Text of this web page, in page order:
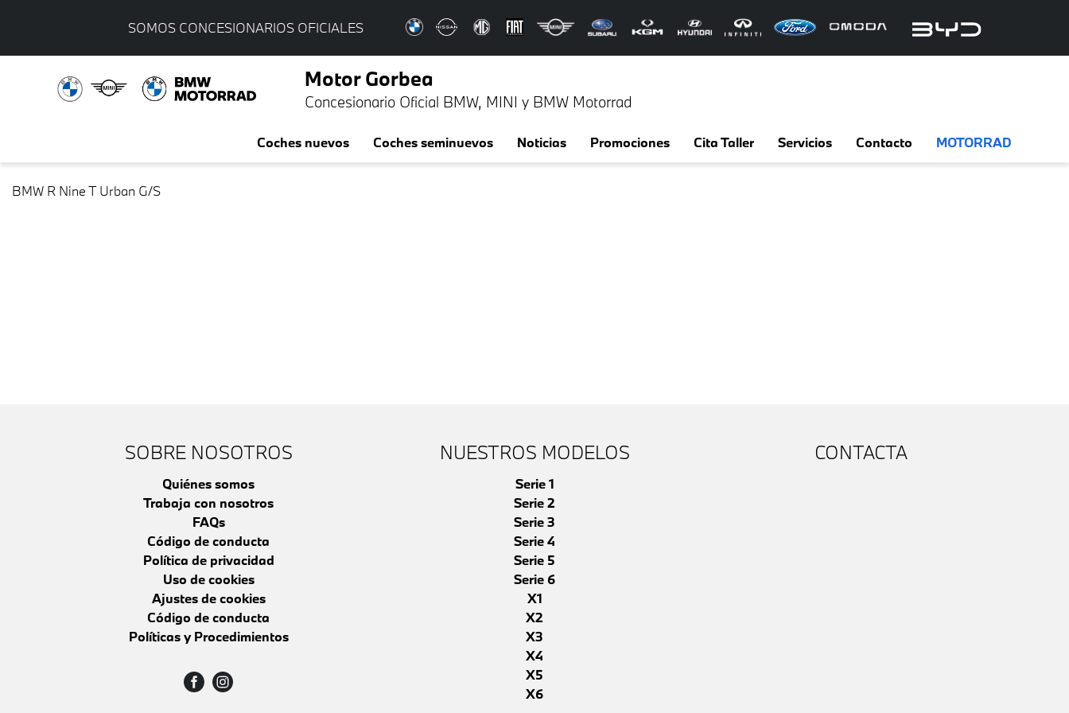
SOMOS CONCESIONARIOS OFICIALES
Motor Gorbea
Concesionario Oficial BMW, MINI y BMW Motorrad
Coches nuevos Coches seminuevos Noticias Promociones Cita Taller Servicios Contacto MOTORRAD
BMW R Nine T Urban G/S
SOBRE NOSOTROS
Quiénes somos
Trabaja con nosotros
FAQs
Código de conducta
Política de privacidad
Uso de cookies
Ajustes de cookies
Código de conducta
Políticas y Procedimientos
NUESTROS MODELOS
Serie 1
Serie 2
Serie 3
Serie 4
Serie 5
Serie 6
X1
X2
X3
X4
X5
X6
CONTACTA